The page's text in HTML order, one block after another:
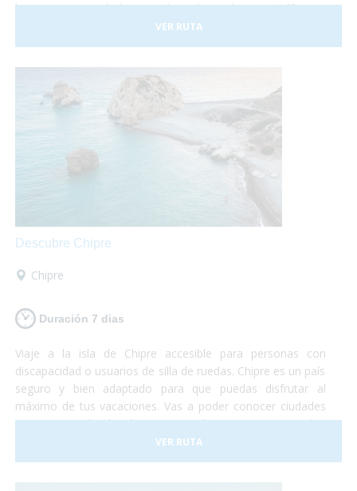
hacer un curso de buceo adaptado, nadar con delfines y
otro montón de actividades adaptadas para personas con
discapacidad.
VER RUTA
Descubre Chipre
Chipre
Duración 7 dias
Viaje a la isla de Chipre accesible para personas con
discapacidad o usuarios de silla de ruedas. Chipre es un país
seguro y bien adaptado para que puedas disfrutar al
máximo de tus vacaciones. Vas a poder conocer ciudades
pintorescas donde degustar un buen vino, visitar las
grandes montañas de la isla, conocer la capital del país y
relajarte en alguna de las 29 playas accesibles de agua
VER RUTA